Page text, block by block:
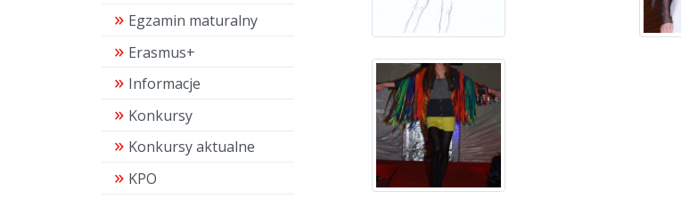
Egzamin maturalny
Erasmus+
Informacje
Konkursy
Konkursy aktualne
KPO